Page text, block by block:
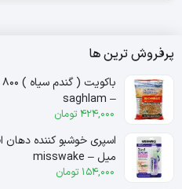
پرفروش ترین ها
– saghlam
424,000 تومان
میل – misswake
154,000 تومان